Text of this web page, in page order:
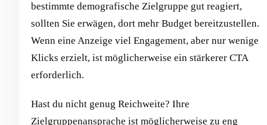
bestimmte demografische Zielgruppe gut reagiert,
sollten Sie erwägen, dort mehr Budget bereitzustellen.
Wenn eine Anzeige viel Engagement, aber nur wenige
Klicks erzielt, ist möglicherweise ein stärkerer CTA
erforderlich.
Hast du nicht genug Reichweite? Ihre
Zielgruppenansprache ist möglicherweise zu eng